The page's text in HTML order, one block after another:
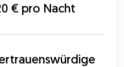
€ pro Nacht